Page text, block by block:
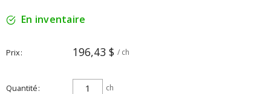
En inventaire
Prix 196,43 $ / ch
Quantité ch